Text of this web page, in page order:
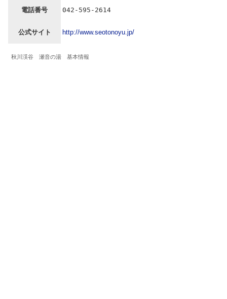
電話番号 042-595-2614
公式サイト http://www.seotonoyu.jp/
秋川渓谷 瀬音の湯 基本情報